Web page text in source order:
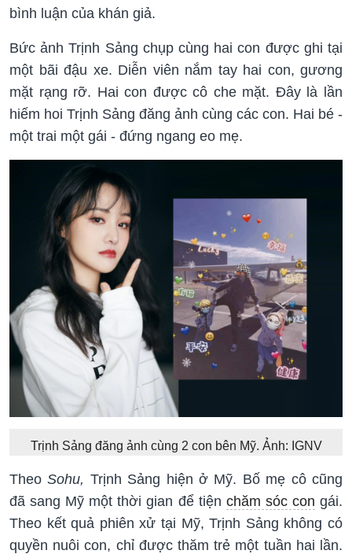
bình luận của khán giả.
Bức ảnh Trịnh Sảng chụp cùng hai con được ghi tại
một bãi đậu xe. Diễn viên nắm tay hai con, gương
mặt rạng rỡ. Hai con được cô che mặt. Đây là lần
hiếm hoi Trịnh Sảng đăng ảnh cùng các con. Hai bé -
một trai một gái - đứng ngang eo mẹ.
Trịnh Sảng đăng ảnh cùng 2 con bên Mỹ. Ảnh: IGNV
TheoSohu, Trịnh Sảng hiện ở Mỹ. Bố mẹ cô cũng
đã sang Mỹ một thời gian để tiện chăm sóc con gái.
Theo kết quả phiên xử tại Mỹ, Trịnh Sảng không có
quyền nuôi con, chỉ được thăm trẻ một tuần hai lần.